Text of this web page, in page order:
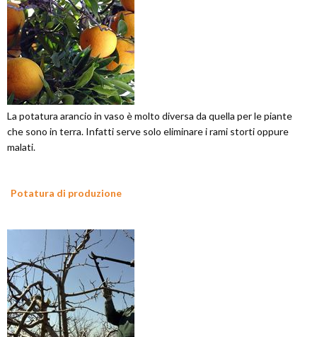
La potatura arancio in vaso è molto diversa da quella per le piante
che sono in terra. Infatti serve solo eliminare i rami storti oppure
malati.
Potatura di produzione